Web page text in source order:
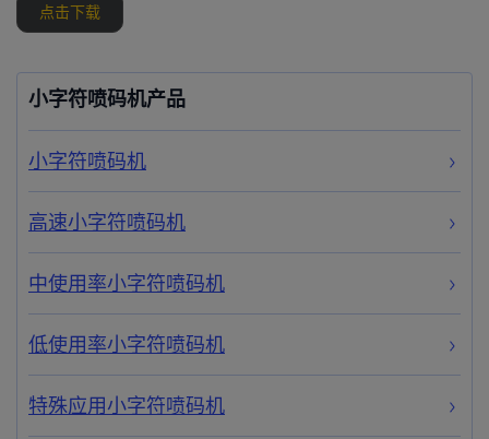
点击下载
小字符喷码机产品
小字符喷码机
高速小字符喷码机
中使用率小字符喷码机
低使用率小字符喷码机
特殊应用小字符喷码机